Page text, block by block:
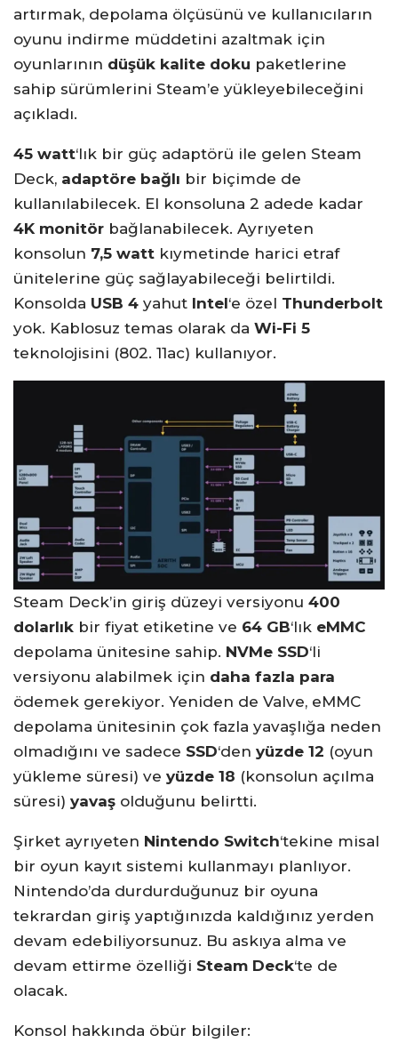
artırmak, depolama ölçüsünü ve kullanıcıların
oyunu indirme müddetini azaltmak için
oyunlarının düşük kalite doku paketlerine
sahip sürümlerini Steam’e yükleyebileceğini
açıkladı.
45 watt‘lık bir güç adaptörü ile gelen Steam
Deck, adaptöre bağlı bir biçimde de
kullanılabilecek. El konsoluna 2 adede kadar
4K monitör bağlanabilecek. Ayrıyeten
konsolun 7,5 watt kıymetinde harici etraf
ünitelerine güç sağlayabileceği belirtildi.
Konsolda USB 4 yahut Intel‘e özel Thunderbolt
yok. Kablosuz temas olarak da Wi-Fi 5
teknolojisini (802. 11ac) kullanıyor.
Steam Deck’in giriş düzeyi versiyonu 400
dolarlık bir fiyat etiketine ve 64 GB‘lık eMMC
depolama ünitesine sahip. NVMe SSD‘li
versiyonu alabilmek için daha fazla para
ödemek gerekiyor. Yeniden de Valve, eMMC
depolama ünitesinin çok fazla yavaşlığa neden
olmadığını ve sadece SSD‘den yüzde 12 (oyun
yükleme süresi) ve yüzde 18 (konsolun açılma
süresi) yavaş olduğunu belirtti.
Şirket ayrıyeten Nintendo Switch‘tekine misal
bir oyun kayıt sistemi kullanmayı planlıyor.
Nintendo’da durdurduğunuz bir oyuna
tekrardan giriş yaptığınızda kaldığınız yerden
devam edebiliyorsunuz. Bu askıya alma ve
devam ettirme özelliği Steam Deck‘te de
olacak.
Konsol hakkında öbür bilgiler: